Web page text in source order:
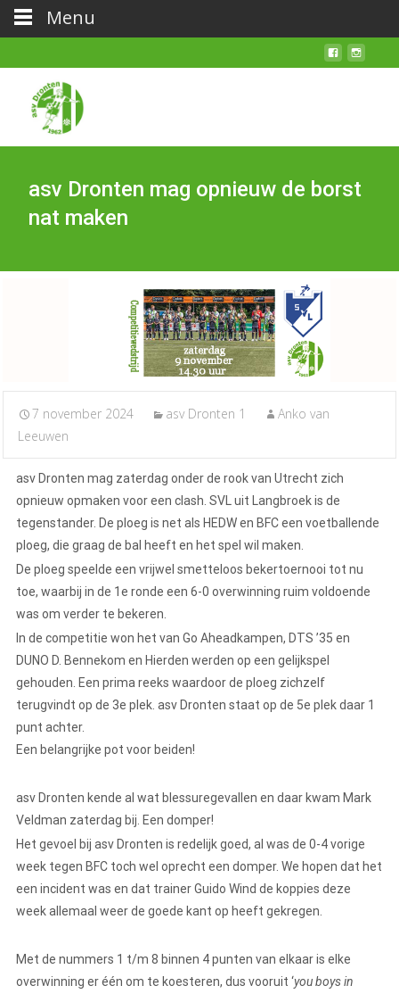
asv Dronten mag opnieuw de borst
nat maken
7 november 2024 asv Dronten 1
Anko van
Leeuwen
asv Dronten mag zaterdag onder de rook van Utrecht zich
opnieuw opmaken voor een clash. SVL uit Langbroek is de
tegenstander. De ploeg is net als HEDW en BFC een voetballende
ploeg, die graag de bal heeft en het spel wil maken.
De ploeg speelde een vrijwel smetteloos bekertoernooi tot nu
toe, waarbij in de 1e ronde een 6-0 overwinning ruim voldoende
was om verder te bekeren.
In de competitie won het van Go Aheadkampen, DTS ’35 en
DUNO D. Bennekom en Hierden werden op een gelijkspel
gehouden. Een prima reeks waardoor de ploeg zichzelf
terugvindt op de 3e plek. asv Dronten staat op de 5e plek daar 1
punt achter.
Een belangrijke pot voor beiden!
asv Dronten kende al wat blessuregevallen en daar kwam Mark
Veldman zaterdag bij. Een domper!
Het gevoel bij asv Dronten is redelijk goed, al was de 0-4 vorige
week tegen BFC toch wel oprecht een domper. We hopen dat het
een incident was en dat trainer Guido Wind de koppies deze
week allemaal weer de goede kant op heeft gekregen.
Met de nummers 1 t/m 8 binnen 4 punten van elkaar is elke
overwinning er één om te koesteren, dus vooruit ‘you boys in
Menu